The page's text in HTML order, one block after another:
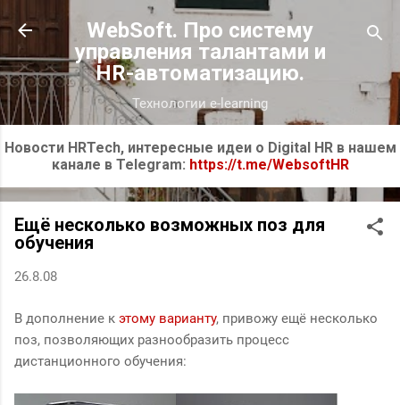
К основному контенту
WebSoft. Про систему
управления талантами и
HR-автоматизацию.
Технологии e-learning
Новости HRTech, интересные идеи о Digital HR в нашем
канале в Telegram: https://t.me/WebsoftHR
Ещё несколько возможных поз для
обучения
26.8.08
В дополнение к этому варианту, привожу ещё несколько
поз, позволяющих разнообразить процесс
дистанционного обучения: